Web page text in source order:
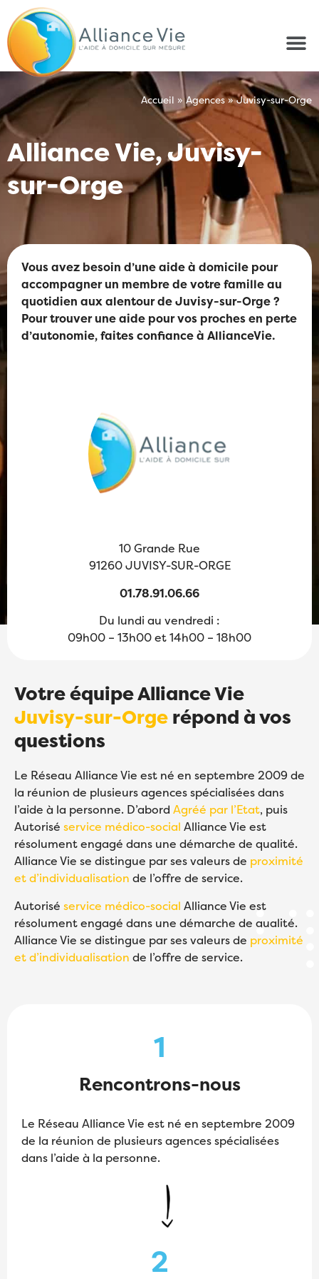
Accueil »Agences»Juvisy-sur-Orge
Alliance Vie, Juvisy-
sur-Orge
Vous avez besoin d’une aide à domicile pour
accompagner un membre de votre famille au
quotidien aux alentour de Juvisy-sur-Orge ?
Pour trouver une aide pour vos proches en perte
d’autonomie, faites confiance à AllianceVie.
10 Grande Rue
91260 JUVISY-SUR-ORGE
01.78.91.06.66
Du lundi au vendredi :
09h00 – 13h00 et 14h00 – 18h00
Votre équipe Alliance Vie
Juvisy-sur-Orge répond à vos
questions
Le Réseau Alliance Vie est né en septembre 2009 de
la réunion de plusieurs agences spécialisées dans
l’aide à la personne. D’abord Agréé par l’Etat, puis
Autorisé service médico-social Alliance Vie est
résolument engagé dans une démarche de qualité.
Alliance Vie se distingue par ses valeurs de proximité
et d’individualisation de l’offre de service.
Autorisé service médico-social Alliance Vie est
résolument engagé dans une démarche de qualité.
Alliance Vie se distingue par ses valeurs de proximité
et d’individualisation de l’offre de service.
1
Rencontrons-nous
Le Réseau Alliance Vie est né en septembre 2009
de la réunion de plusieurs agences spécialisées
dans l’aide à la personne.
2